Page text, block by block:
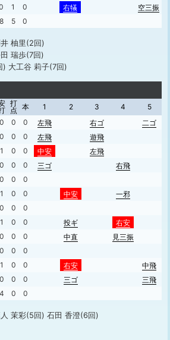
1 0 右犠 空三振
8 5 0
井 柚里(2回)
田 瑞歩(7回)
) 大工谷 莉子(7回)
打
点 本 1 2 3 4
5
0 0 0 左飛 右ゴ
二ゴ
0 0 0 左飛 遊飛
1 0 0 中安 左飛
0 0 0 三ゴ
右飛
0 0 0
1 0 0 中安
一邪
0 0
0
1 0 0 投ギ
右安
0 0 0 中直
見三振
0 0
0
1 0 0 右安
中飛
0 0 0 三ゴ
三飛
4 0 0
茉彩(5回) 石田 香澄(6回)